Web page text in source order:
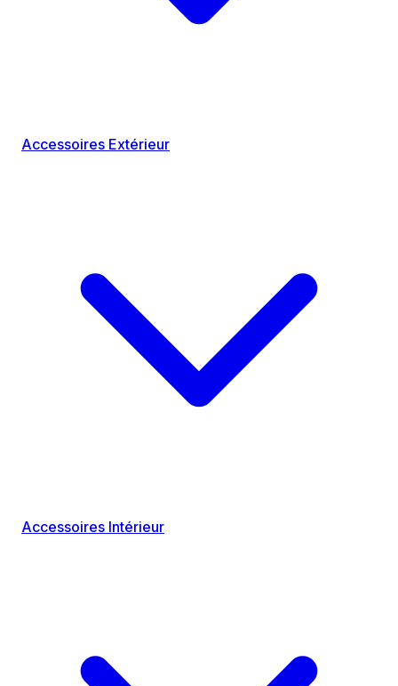
Accessoires Extérieur
Accessoires Intérieur